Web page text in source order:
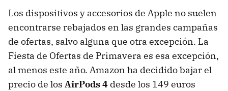
Los dispositivos y accesorios de Apple no suelen
encontrarse rebajados en las grandes campañas
de ofertas, salvo alguna que otra excepción. La
Fiesta de Ofertas de Primavera es esa excepción,
al menos este año. Amazon ha decidido bajar el
precio de los AirPods 4 desde los 149 euros